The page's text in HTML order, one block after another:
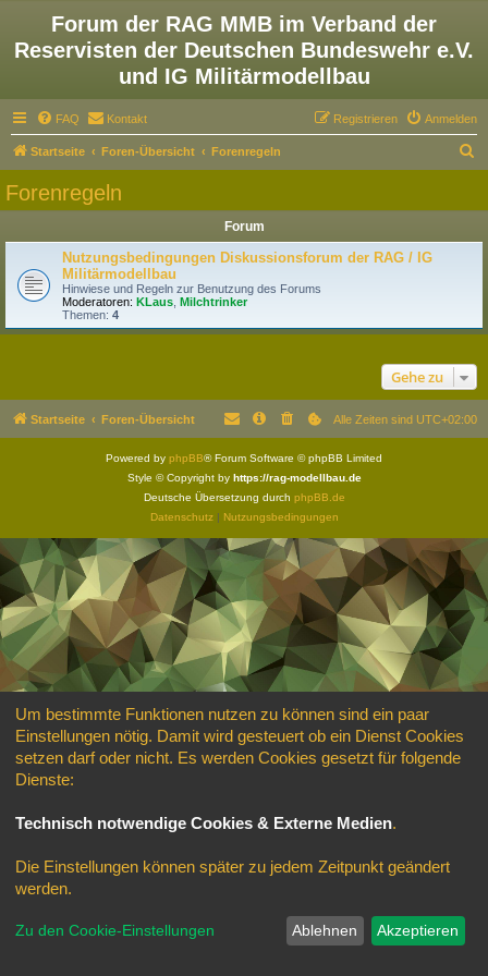
Forum der RAG MMB im Verband der
Reservisten der Deutschen Bundeswehr e.V.
und IG Militärmodellbau
FAQ Kontakt Anmelden
Registrieren
Startseite Foren-Übersicht Forenregeln
Forenregeln
Forum
Nutzungsbedingungen Diskussionsforum der RAG / IG
Militärmodellbau
Hinwiese und Regeln zur Benutzung des Forums
Moderatoren: KLaus Milchtrinker
Themen: 4
Gehe zu
Startseite Foren-Übersicht Alle Zeiten sind UTC+02:00
Powered by phpBB® Forum Software © phpBB Limited
Style © Copyright by https://rag-modellbau.de
Deutsche Übersetzung durch phpBB.de
Datenschutz| Nutzungsbedingungen
Um bestimmte Funktionen nutzen zu können sind ein paar
Einstellungen nötig. Damit wird gesteuert ob ein Dienst Cookies
setzen darf oder nicht. Es werden Cookies gesetzt für folgende
Dienste:
Technisch notwendige Cookies & Externe Medien.
Die Einstellungen können später zu jedem Zeitpunkt geändert
werden.
Zu den Cookie-Einstellungen Ablehnen Akzeptieren